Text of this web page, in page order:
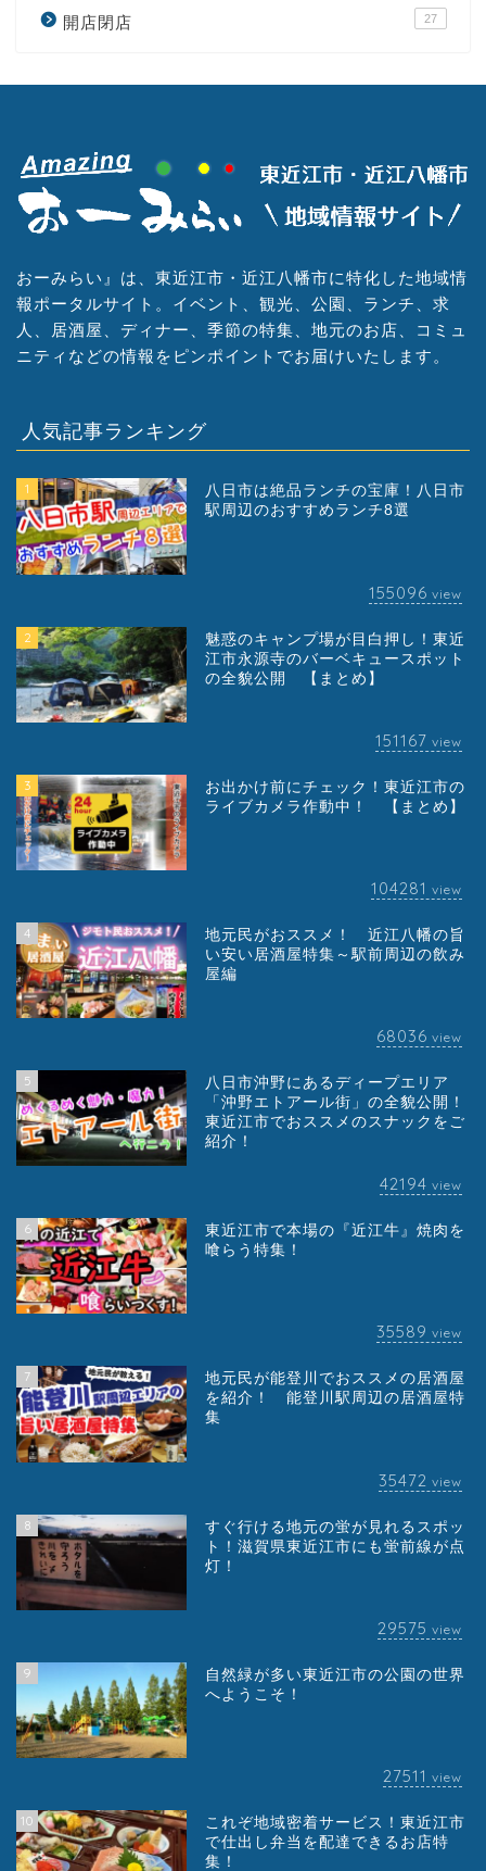
開店閉店 27
おーみらい』は、東近江市・近江八幡市に特化した地域情
報ポータルサイト。イベント、観光、公園、ランチ、求
人、居酒屋、ディナー、季節の特集、地元のお店、コミュ
ニティなどの情報をピンポイントでお届けいたします。
人気記事ランキング
1
八日市は絶品ランチの宝庫！八日市
駅周辺のおすすめランチ8選
155096 view
2
魅惑のキャンプ場が目白押し！東近
江市永源寺のバーベキュースポット
の全貌公開 【まとめ】
151167 view
3
お出かけ前にチェック！東近江市の
ライブカメラ作動中！ 【まとめ】
104281 view
4
地元民がおススメ！ 近江八幡の旨
い安い居酒屋特集～駅前周辺の飲み
屋編
68036 view
5
八日市沖野にあるディープエリア
「沖野エトアール街」の全貌公開！
東近江市でおススメのスナックをご
紹介！
42194 view
6
東近江市で本場の『近江牛』焼肉を
喰らう特集！
35589 view
7
地元民が能登川でおススメの居酒屋
を紹介！ 能登川駅周辺の居酒屋特
集
35472 view
8
すぐ行ける地元の蛍が見れるスポッ
ト！滋賀県東近江市にも蛍前線が点
灯！
29575 view
9
自然緑が多い東近江市の公園の世界
へようこそ！
27511 view
10
これぞ地域密着サービス！東近江市
で仕出し弁当を配達できるお店特
集！